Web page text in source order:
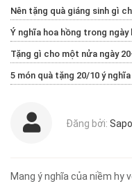
Nên tặng quà giáng sinh gì
Ý nghĩa hoa hồng trong ngày
Tặng gì cho một nửa ngày
5 món quà tặng 20/10 ý
Đăng bởi: Sapo
Mang ý nghĩa của niềm hy